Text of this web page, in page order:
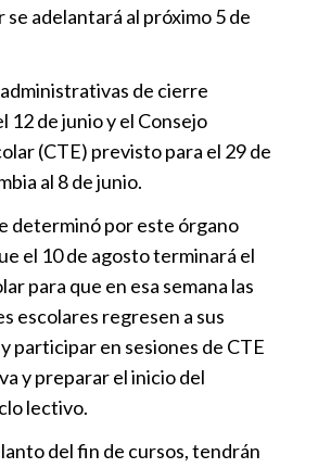
se adelantará al próximo 5 de
de cierre
12 de junio y el Consejo
(CTE) previsto para el 29 de
al 8 de junio.
determinó por este órgano
el 10 de agosto terminará el
para que en esa semana las
escolares regresen a sus
participar en sesiones de CTE
y preparar el inicio del
lectivo.
del fin de cursos, tendrán